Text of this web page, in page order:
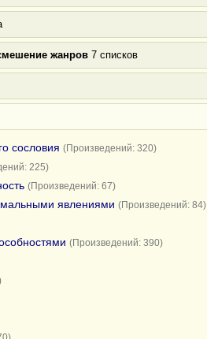
жанров 7 списков
сословия (Произведений: 320)
225)
(Произведений: 67)
явлениями (Произведений: 84)
(Произведений: 390)